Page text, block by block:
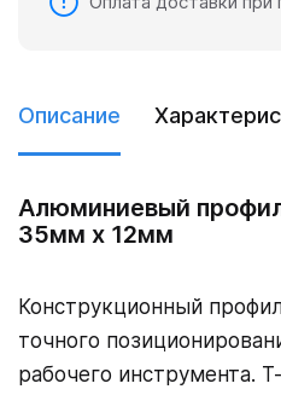
Описание
Алюминиевый
35мм х 12мм
Конструкционный
точного
рабочего инструмента.